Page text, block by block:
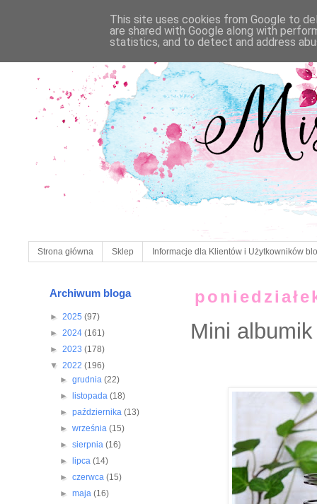
Strona główna Sklep Informacje dla Klientów i Użytkowników
Mini albumik
Archiwum bloga
► 2025 (97)
► 2024 (161)
► 2023 (178)
▼ 2022 (196)
►grudnia(22)
►
listopada(18)
►października(13)
►września(15)
►sierpnia(16)
►
lipca(14)
►czerwca(15)
►maja(16)
This site uses cookies from Google to
are shared with Google along with
statistics, and to detect and address